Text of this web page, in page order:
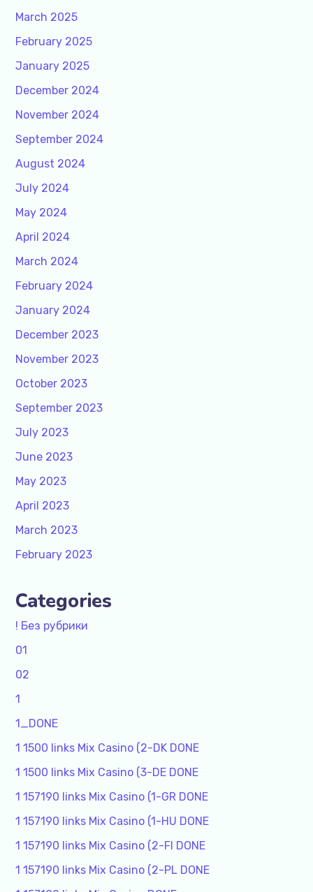
March 2025
February 2025
January 2025
December 2024
November 2024
September 2024
August 2024
July 2024
May 2024
April 2024
March 2024
February 2024
January 2024
December 2023
November 2023
October 2023
September 2023
July 2023
June 2023
May 2023
April 2023
March 2023
February 2023
Categories
! Без рубрики
01
02
1
1_DONE
1 1500 links Mix Casino (2-DK DONE
1 1500 links Mix Casino (3-DE DONE
1 157190 links Mix Casino (1-GR DONE
1 157190 links Mix Casino (1-HU DONE
1 157190 links Mix Casino (2-FI DONE
1 157190 links Mix Casino (2-PL DONE